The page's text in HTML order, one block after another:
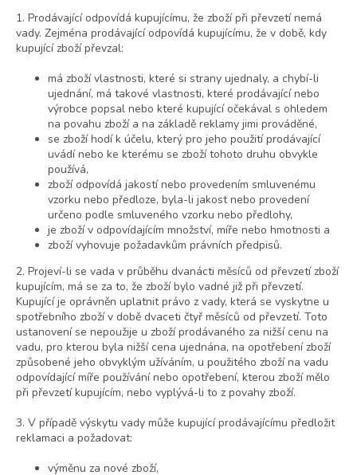
1. Prodávající odpovídá kupujícímu, že zboží při převzetí nemá
vady. Zejména prodávající odpovídá kupujícímu, že v době, kdy
kupující zboží převzal:
má zboží vlastnosti, které si strany ujednaly, a chybí-li
ujednání, má takové vlastnosti, které prodávající nebo
výrobce popsal nebo které kupující očekával s ohledem
na povahu zboží a na základě reklamy jimi prováděné,
se zboží hodí k účelu, který pro jeho použití prodávající
uvádí nebo ke kterému se zboží tohoto druhu obvykle
používá,
zboží odpovídá jakostí nebo provedením smluvenému
vzorku nebo předloze, byla-li jakost nebo provedení
určeno podle smluveného vzorku nebo předlohy,
je zboží v odpovídajícím množství, míře nebo hmotnosti a
zboží vyhovuje požadavkům právních předpisů.
2. Projeví-li se vada v průběhu dvanácti měsíců od převzetí zboží
kupujícím, má se za to, že zboží bylo vadné již při převzetí.
Kupující je oprávněn uplatnit právo z vady, která se vyskytne u
spotřebního zboží v době dvaceti čtyř měsíců od převzetí. Toto
ustanovení se nepoužije u zboží prodávaného za nižší cenu na
vadu, pro kterou byla nižší cena ujednána, na opotřebení zboží
způsobené jeho obvyklým užíváním, u použitého zboží na vadu
odpovídající míře používání nebo opotřebení, kterou zboží mělo
při převzetí kupujícím, nebo vyplývá-li to z povahy zboží.
3. V případě výskytu vady může kupující prodávajícímu předložit
reklamaci a požadovat:
výměnu za nové zboží,